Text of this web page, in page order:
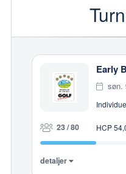
søn.
23 / 80 HCP
detaljer